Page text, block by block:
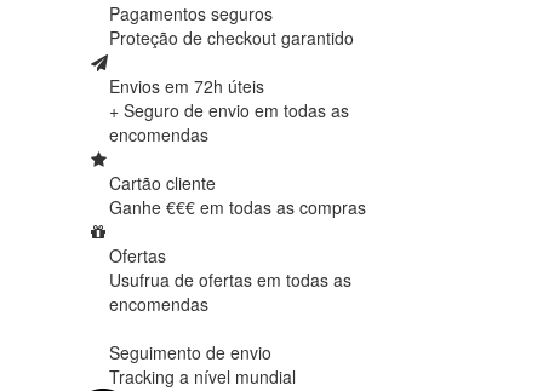
Pagamentos seguros
Proteção de checkout garantido
Envios em 72h úteis
+ Seguro de envio em todas as
encomendas
Cartão cliente
Ganhe €€€ em todas as compras
Ofertas
Usufrua de ofertas em todas as
encomendas
Seguimento de envio
Tracking a nível mundial